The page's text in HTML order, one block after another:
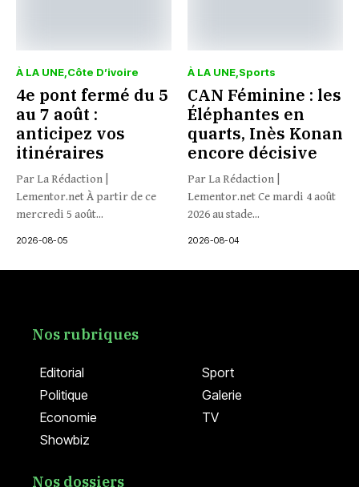
À LA UNE Côte D’ivoire
4e pont fermé du 5
au 7 août :
anticipez vos
itinéraires
Par La Rédaction |
Lementor.net À partir de ce
mercredi 5 août...
2026-08-05
À LA UNE Sports
CAN Féminine : les
Éléphantes en
quarts, Inès Konan
encore décisive
Par La Rédaction |
Lementor.net Ce mardi 4 août
2026 au stade...
2026-08-04
Editorial
Politique
Economie
Showbiz
Sport
Galerie
TV
Nos rubriques
Nos dossiers